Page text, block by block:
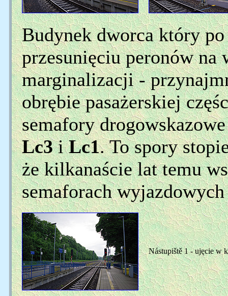
Budynek dworca który
przesunięciu peronów na
marginalizacji -
obrębie pasażerskiej
semafory
Lc3iLc1. To spory
że kilkanaście lat temu
semaforach
Nástupiště 1 - ujęcie w